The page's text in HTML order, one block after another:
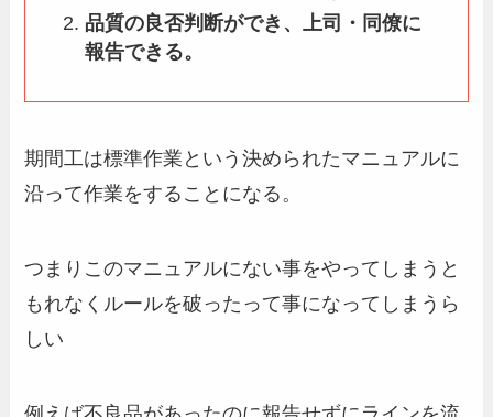
品質の良否判断ができ、上司・同僚に
報告できる。
期間工は標準作業という決められたマニュアルに
沿って作業をすることになる。
つまりこのマニュアルにない事をやってしまうと
もれなくルールを破ったって事になってしまうら
しい